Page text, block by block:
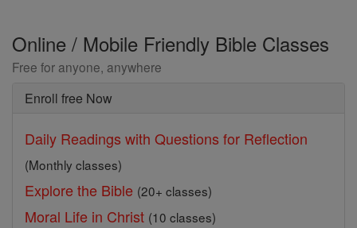
Online / Mobile Friendly Bible Classes
Free for anyone, anywhere
Enroll free Now
Daily Readings with Questions for Reflection
(Monthly classes)
Explore the Bible (20+ classes)
Moral Life in Christ (10 classes)